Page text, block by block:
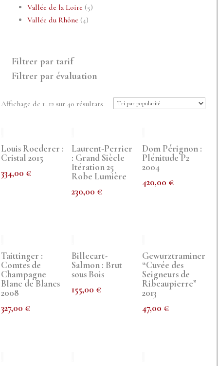
produit
Vallée de la Loire 55
Vallée du Rhône 44
Filtrer par tarif
Filtrer par évaluation
Affichage de 1–12 sur 40 résultats
Louis Roederer :
Cristal 2015
334,00 €
Laurent-Perrier
: Grand Siècle
Itération 25
Robe Lumière
230,00 €
Dom Pérignon :
Plénitude P2
2004
420,00 €
Taittinger :
Comtes de
Champagne
Blanc de Blancs
2008
327,00 €
Billecart-
Salmon : Brut
sous Bois
155,00 €
Gewurztraminer
“Cuvée des
Seigneurs de
Ribeaupierre”
2013
47,00 €